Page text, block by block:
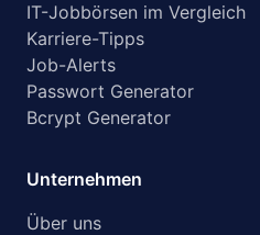
IT-Jobbörsen im Vergleich
Karriere-Tipps
Job-Alerts
Passwort Generator
Bcrypt Generator
Unternehmen
Über uns